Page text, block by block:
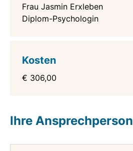
Frau Jasmin Erxleben
Diplom-Psychologin
Kosten
€ 306,00
Ihre Ansprechperson